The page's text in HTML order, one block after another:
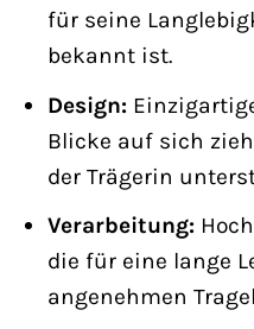
für seine
bekannt ist.
Design:
Blicke auf sich
der Trägerin
Verarbeitung:
die für eine lange
angenehmen